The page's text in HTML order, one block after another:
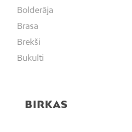
Bolderāja
Brasa
Brekši
Bukulti
Čiekurkalns
BIRKAS